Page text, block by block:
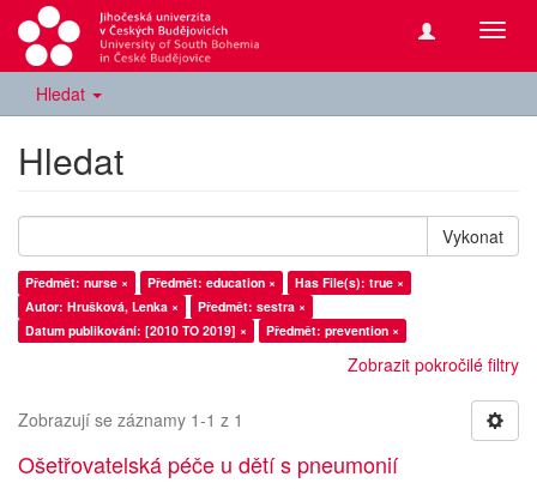
Hledat
Hledat
Vykonat
Předmět: nurse × Předmět: education ×
Has File(s): true ×
Autor: Hrušková, Lenka ×
Předmět: sestra ×
Datum publikování: [2010 TO 2019] ×
Předmět: prevention ×
Zobrazit pokročilé filtry
Zobrazují se záznamy 1-1 z 1
Ošetřovatelská péče u dětí s pneumonií